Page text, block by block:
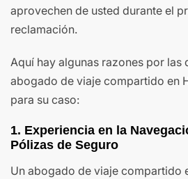
aprovechen de usted durante el
reclamación.
Aquí hay algunas razones por las
abogado de viaje compartido en
para su caso:
1. Experiencia en la
Pólizas de Seguro
Un abogado de viaje compartido